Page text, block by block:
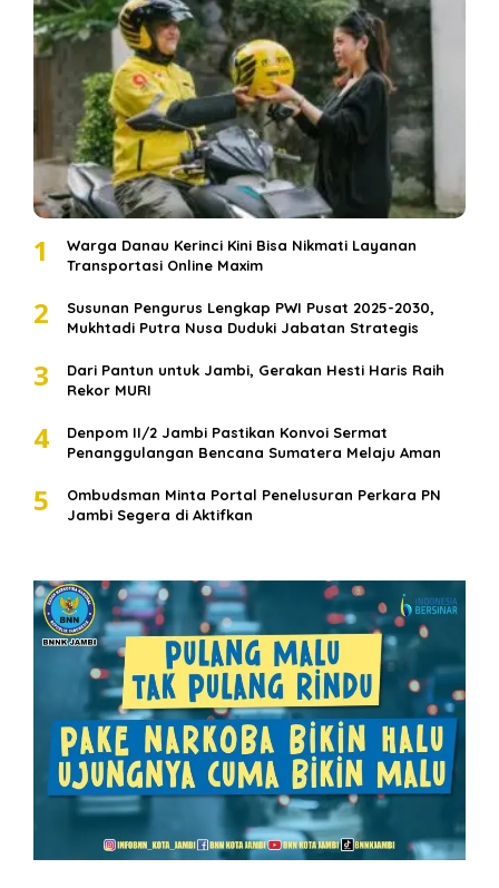
1
Warga Danau Kerinci Kini Bisa Nikmati Layanan
Transportasi Online Maxim
2
Susunan Pengurus Lengkap PWI Pusat 2025-2030,
Mukhtadi Putra Nusa Duduki Jabatan Strategis
3
Dari Pantun untuk Jambi, Gerakan Hesti Haris Raih
Rekor MURI
4
Denpom II/2 Jambi Pastikan Konvoi Sermat
Penanggulangan Bencana Sumatera Melaju Aman
5
Ombudsman Minta Portal Penelusuran Perkara PN
Jambi Segera di Aktifkan